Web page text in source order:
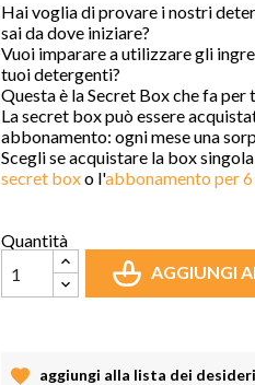
Hai voglia di provare i nostri
sai da dove iniziare?
Vuoi imparare a utilizzare gli
tuoi detergenti?
Questa è la Secret Box che fa per
La secret box può essere
abbonamento: ogni mese una
Scegli se acquistare la box
secret boxo l'abbonamento per
Quantità
AGGIUNGI
aggiungi alla lista dei desideri